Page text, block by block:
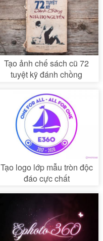
Tạo ảnh chế sách cũ 72
tuyệt kỹ đánh chồng
Tạo logo lớp mẫu tròn độc
đáo cực chất